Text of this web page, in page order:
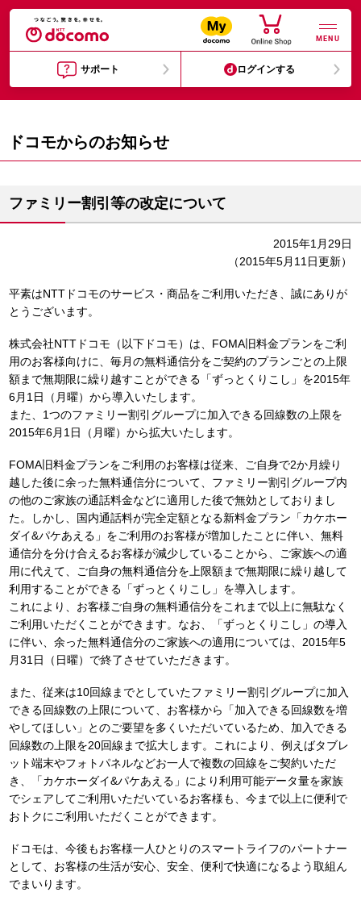
MENU
サポート ログインする
ドコモからのお知らせ
ファミリー割引等の改定について
2015年1月29日
（2015年5月11日更新）
平素はNTTドコモのサービス・商品をご利用いただき、誠にありが
とうございます。
株式会社NTTドコモ（以下ドコモ）は、FOMA旧料金プランをご利
用のお客様向けに、毎月の無料通信分をご契約のプランごとの上限
額まで無期限に繰り越すことができる「ずっとくりこし」を2015年
6月1日（月曜）から導入いたします。
また、1つのファミリー割引グループに加入できる回線数の上限を
2015年6月1日（月曜）から拡大いたします。
FOMA旧料金プランをご利用のお客様は従来、ご自身で2か月繰り
越した後に余った無料通信分について、ファミリー割引グループ内
の他のご家族の通話料金などに適用した後で無効としておりまし
た。しかし、国内通話料が完全定額となる新料金プラン「カケホー
ダイ&パケあえる」をご利用のお客様が増加したことに伴い、無料
通信分を分け合えるお客様が減少していることから、ご家族への適
用に代えて、ご自身の無料通信分を上限額まで無期限に繰り越して
利用することができる「ずっとくりこし」を導入します。
これにより、お客様ご自身の無料通信分をこれまで以上に無駄なく
ご利用いただくことができます。なお、「ずっとくりこし」の導入
に伴い、余った無料通信分のご家族への適用については、2015年5
月31日（日曜）で終了させていただきます。
また、従来は10回線までとしていたファミリー割引グループに加入
できる回線数の上限について、お客様から「加入できる回線数を増
やしてほしい」とのご要望を多くいただいているため、加入できる
回線数の上限を20回線まで拡大します。これにより、例えばタブレ
ット端末やフォトパネルなどお一人で複数の回線をご契約いただ
き、「カケホーダイ&パケあえる」により利用可能データ量を家族
でシェアしてご利用いただいているお客様も、今まで以上に便利で
おトクにご利用いただくことができます。
ドコモは、今後もお客様一人ひとりのスマートライフのパートナー
として、お客様の生活が安心、安全、便利で快適になるよう取組ん
でまいります。